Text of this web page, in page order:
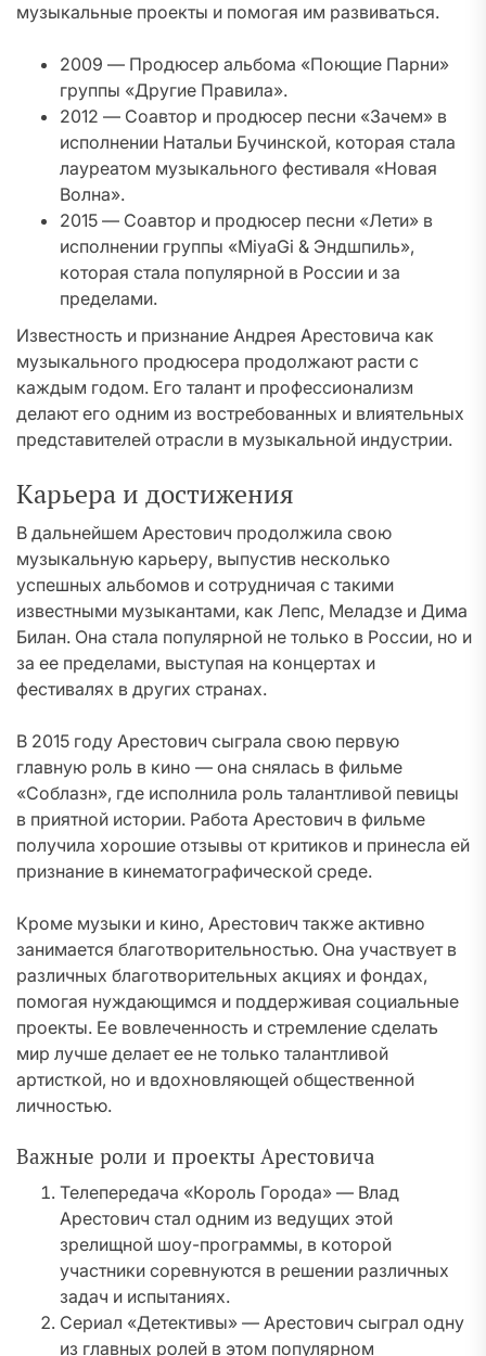
музыкальные проекты и помогая им развиваться.
2009 — Продюсер альбома «Поющие Парни»
группы «Другие Правила».
2012 — Соавтор и продюсер песни «Зачем» в
исполнении Натальи Бучинской, которая стала
лауреатом музыкального фестиваля «Новая
Волна».
2015 — Соавтор и продюсер песни «Лети» в
исполнении группы «MiyaGi & Эндшпиль»,
которая стала популярной в России и за
пределами.
Известность и признание Андрея Арестовича как
музыкального продюсера продолжают расти с
каждым годом. Его талант и профессионализм
делают его одним из востребованных и влиятельных
представителей отрасли в музыкальной индустрии.
Карьера и достижения
В дальнейшем Арестович продолжила свою
музыкальную карьеру, выпустив несколько
успешных альбомов и сотрудничая с такими
известными музыкантами, как Лепс, Меладзе и Дима
Билан. Она стала популярной не только в России, но и
за ее пределами, выступая на концертах и
фестивалях в других странах.
В 2015 году Арестович сыграла свою первую
главную роль в кино — она снялась в фильме
«Соблазн», где исполнила роль талантливой певицы
в приятной истории. Работа Арестович в фильме
получила хорошие отзывы от критиков и принесла ей
признание в кинематографической среде.
Кроме музыки и кино, Арестович также активно
занимается благотворительностью. Она участвует в
различных благотворительных акциях и фондах,
помогая нуждающимся и поддерживая социальные
проекты. Ее вовлеченность и стремление сделать
мир лучше делает ее не только талантливой
артисткой, но и вдохновляющей общественной
личностью.
Важные роли и проекты Арестовича
Телепередача «Король Города» — Влад
Арестович стал одним из ведущих этой
зрелищной шоу-программы, в которой
участники соревнуются в решении различных
задач и испытаниях.
Сериал «Детективы» — Арестович сыграл одну
из главных ролей в этом популярном